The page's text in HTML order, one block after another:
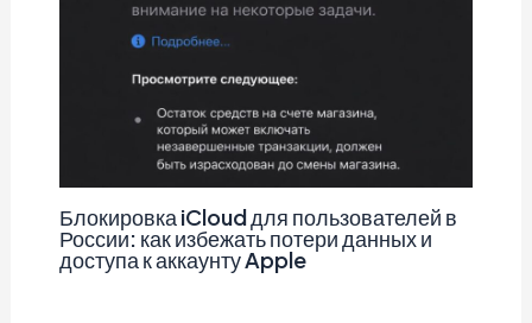
Блокировка iCloud для пользователей в
России: как избежать потери данных и
доступа к аккаунту Apple